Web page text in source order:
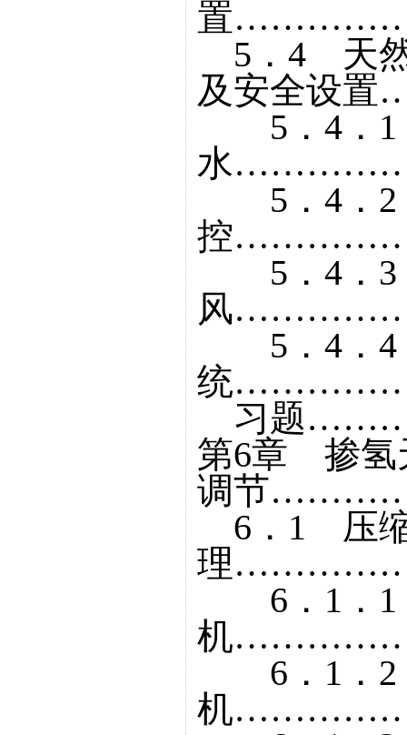
置
5．4 天然
及安全设
5．4．1
水
5．4．2
控
5．4．3
风
5．4．4
统
习题
第6章 掺氢
调节
6．1 压缩
理
6．1．1
机
6．1．2
机